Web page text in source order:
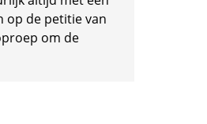
op de petitie van
om de